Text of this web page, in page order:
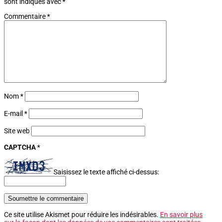
Commentaire*
Nom*
E-mail *
Site web
CAPTCHA*
Saisissez le texte affiché ci-dessus:
Soumettre le commentaire
Ce site utilise Akismet pour réduire les indésirables. En savoir plus